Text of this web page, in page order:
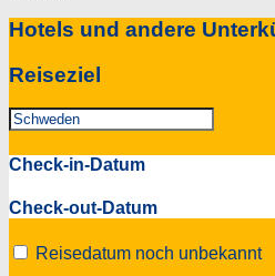
Hotels und andere
Reiseziel
Check-in-Datum
Check-out-Datum
Reisedatum noch unbekannt